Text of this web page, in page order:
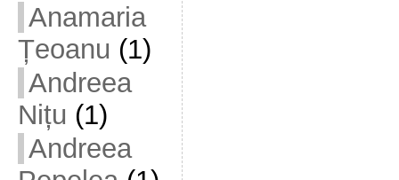
Anamaria
Țeoanu (1)
Andreea
Nițu (1)
Andreea